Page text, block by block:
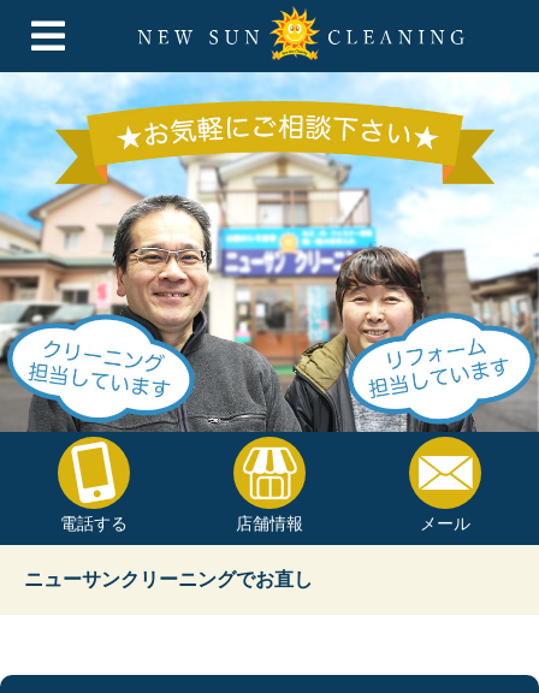
電話する 店舗情報 メール
ニューサンクリーニングでお直し